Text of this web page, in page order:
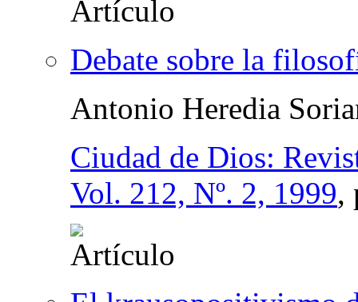
Debate sobre la
Antonio Heredia
Ciudad de Dios:
Vol. 212, Nº. 2, 1999,